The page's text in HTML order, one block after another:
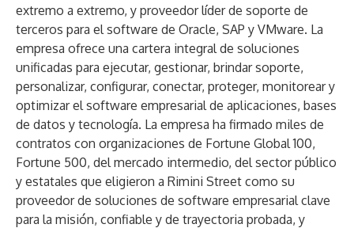
extremo a extremo, y proveedor líder de soporte de
terceros para el software de Oracle, SAP y VMware. La
empresa ofrece una cartera integral de soluciones
unificadas para ejecutar, gestionar, brindar soporte,
personalizar, configurar, conectar, proteger, monitorear y
optimizar el software empresarial de aplicaciones, bases
de datos y tecnología. La empresa ha firmado miles de
contratos con organizaciones de Fortune Global 100,
Fortune 500, del mercado intermedio, del sector público
y estatales que eligieron a Rimini Street como su
proveedor de soluciones de software empresarial clave
para la misión, confiable y de trayectoria probada, y